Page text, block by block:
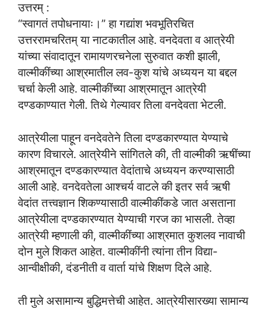
उत्तरम् :
“स्वागतं तपोधनायाः।” हा गद्यांश भवभूतिरचित
उत्तररामचरितम् या नाटकातील आहे. वनदेवता व आत्रेयी
यांच्या संवादातून रामायणरचनेला सुरुवात कशी झाली,
वाल्मीकींच्या आश्रमातील लव-कुश यांचे अध्ययन या बद्दल
चर्चा केली आहे. वाल्मीकींच्या आश्रमातून आत्रेयी
दण्डकाण्यात गेली. तिथे गेल्यावर तिला वनदेवता भेटली.
आत्रेयीला पाहून वनदेवतेने तिला दण्डकारण्यात येण्याचे
कारण विचारले. आत्रेयीने सांगितले की, ती वाल्मीकी ऋषींच्या
आश्रमातून दण्डकारण्यात वेदांताचे अध्ययन करण्यासाठी
आली आहे. वनदेवतेला आश्चर्य वाटले की इतर सर्व ऋषी
वेदांत तत्त्वज्ञान शिकण्यासाठी वाल्मीकींकडे जात असताना
आत्रेयीला दण्डकारण्यात येण्याची गरज का भासली. तेव्हा
आत्रेयी म्हणाली की, वाल्मीकींच्या आश्रमात कुशलव नावाची
दोन मुले शिकत आहेत. वाल्मीकींनी त्यांना तीन विद्या-
आन्वीक्षीकी, दंडनीती व वार्ता यांचे शिक्षण दिले आहे.
ती मुले असामान्य बुद्धिमत्तेची आहेत. आत्रेयीसारख्या सामान्य